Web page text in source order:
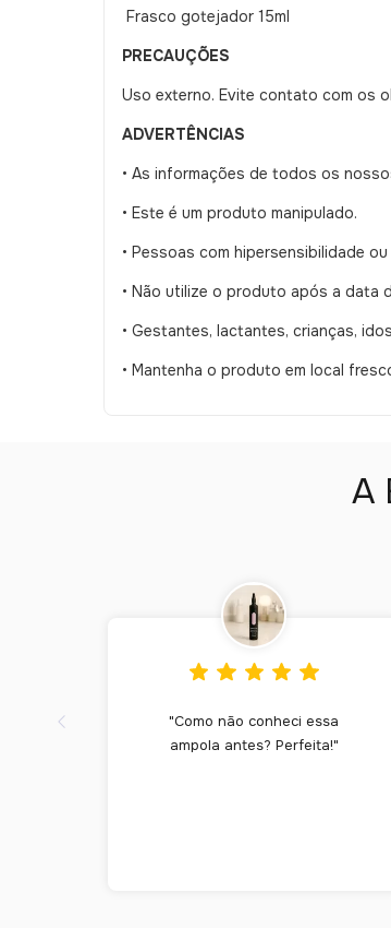
Frasco gotejador 15ml
PRECAUÇÕES
Uso externo. Evite contato com os
ADVERTÊNCIAS
• As informações de todos os
• Este é um produto manipulado.
• Pessoas com hipersensibilidade
• Não utilize o produto após a data
• Gestantes, lactantes, crianças,
• Mantenha o produto em local
A
"Como não conheci essa
ampola antes? Perfeita!"